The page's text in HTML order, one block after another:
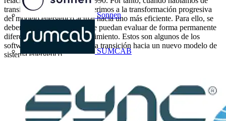
Sonnen
SUMCAB
transición energética nos referimos a la transformación progresiva
del modelo energético actual hacia uno más eficiente. Para ello, se
deben tener herramientas que puedan evaluar de forma permanente
diferentes escenarios de crecimiento. Estos son algunos de los
softwares más utilizados en la transición hacia un nuevo modelo de
sistema energético.